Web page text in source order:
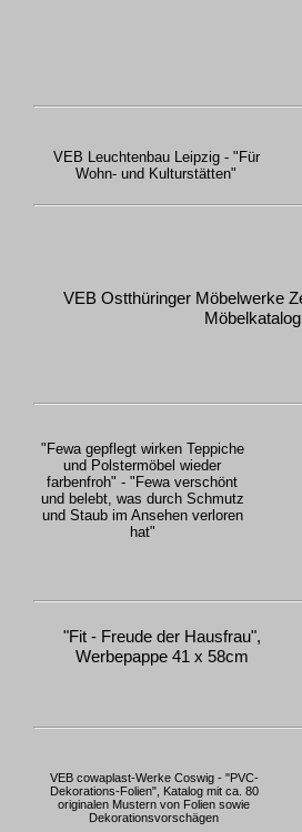
VEB Leuchtenbau Leipzig - "Für
Wohn- und Kulturstätten"
VEB Ostthüringer Möbelwerke
Möbelkatalog
"Fewa gepflegt wirken Teppiche
und Polstermöbel wieder
farbenfroh" - "Fewa verschönt
und belebt, was durch Schmutz
und Staub im Ansehen verloren
hat"
"Fit - Freude der Hausfrau",
Werbepappe 41 x 58cm
VEB cowaplast-Werke Coswig - "PVC-
Dekorations-Folien", Katalog mit ca. 80
originalen Mustern von Folien sowie
Dekorationsvorschägen